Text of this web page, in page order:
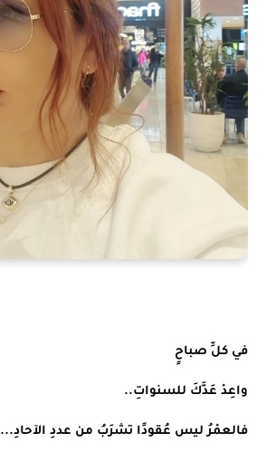
في كلِّ صباحٍ
واعِدْ عَدَّكَ للسنواتِ..
فالعمْرُ ليس عُقودًا تشرَبُ من عددِ الآحادِ...